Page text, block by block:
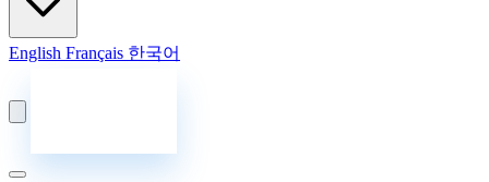
English Français 한국어